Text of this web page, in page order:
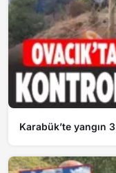
Karabük’te yangın